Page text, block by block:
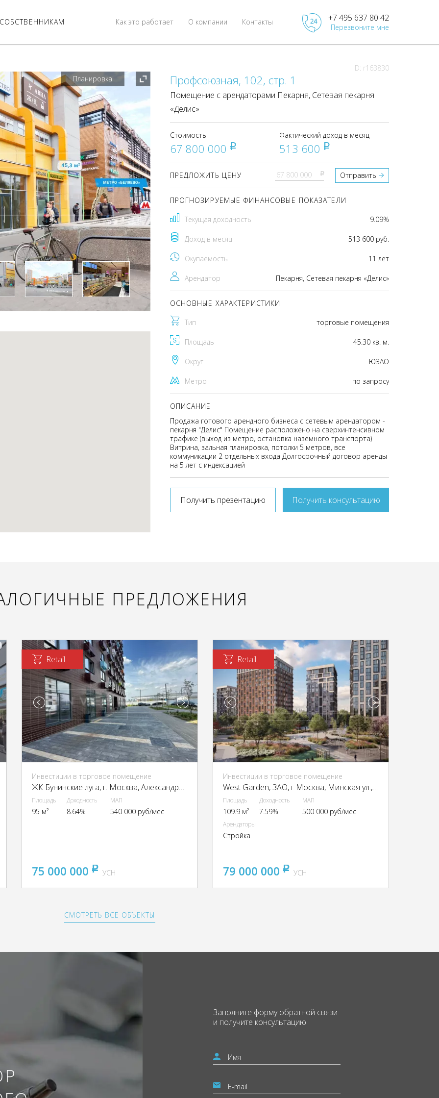
Контакты
О компании
Как это работает +7 495 637 80 42
Перезвоните мне
ID: r163830
Планировка
Профсоюзная, 102, стр. 1
Помещение с арендаторами Пекарня, Сетевая пекарня
«Делис»
Стоимость
67 800 000 pуб
Фактический доход в месяц
513 600 pуб
ПРЕДЛОЖИТЬ ЦЕНУ pуб Отправить
ПРОГНОЗИРУЕМЫЕ ФИНАНСОВЫЕ ПОКАЗАТЕЛИ
Текущая доходность 9.09%
Доход в месяц 513 600 руб.
Окупаемость 11 лет
Арендатор Пекарня, Сетевая пекарня «Делис»
ОСНОВНЫЕ ХАРАКТЕРИСТИКИ
Тип торговые помещения
Площадь 45.30 кв. м.
Округ ЮЗАО
Метро по запросу
ОПИСАНИЕ
Продажа готового арендного бизнеса с сетевым арендатором -
пекарня "Делис" Помещение расположено на сверхинтенсивном
трафике (выход из метро, остановка наземного транспорта)
Витрина, зальная планировка, потолки 5 метров, все
коммуникации 2 отдельных входа Долгосрочный договор аренды
на 5 лет с индексацией
Получить презентацию Получить консультацию
ПРЕДЛОЖЕНИЯ
Retail
Инвестиции в торговое помещение
ЖК Бунинские луга, г. Москва, Александры Монаховой ул., 85
Площадь
95 м²
Доходность
8.64%
МАП
540 000 руб/мес
75 000 000 pуб
УСН
Retail
Инвестиции в торговое помещение
West Garden, ЗАО, г Москва, Минская ул., 1Г, стр. А
Площадь
109.9 м²
Доходность
7.59%
МАП
500 000 руб/мес
Арендаторы
Стройка
79 000 000 pуб
УСН
СМОТРЕТЬ ВСЕ ОБЪЕКТЫ
Заполните формуобратной связи
и получите консультацию